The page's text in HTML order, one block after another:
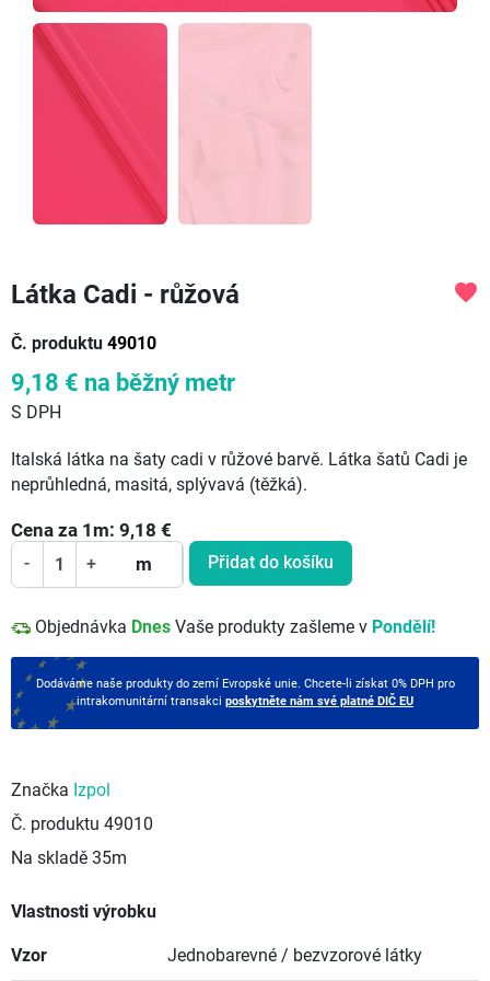
Látka Cadi - růžová
Č. produktu 49010
favorite
9,18 € na běžný metr
S DPH
Italská látka na šaty cadi v růžové barvě. Látka šatů Cadi je
neprůhledná, masitá, splývavá (těžká).
Cena za 1 m: 9,18 €
- + m Přidat do košíku
Objednávka Dnes Vaše produkty zašleme v Pondělí!
Dodáváme naše produkty do zemí Evropské unie. Chcete-li získat 0% DPH pro
intrakomunitární transakci poskytněte nám své platné DIČ EU
Značka Izpol
Č. produktu 49010
Na skladě 35m
Vlastnosti výrobku
Vzor Jednobarevné / bezvzorové látky